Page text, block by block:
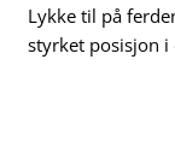
Lykke til på
styrket posisjon i